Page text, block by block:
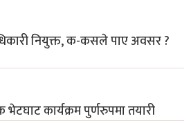
नियुक्त, क-कसले पाए अवसर ?
कार्यक्रम पुर्णरुपमा तयारी